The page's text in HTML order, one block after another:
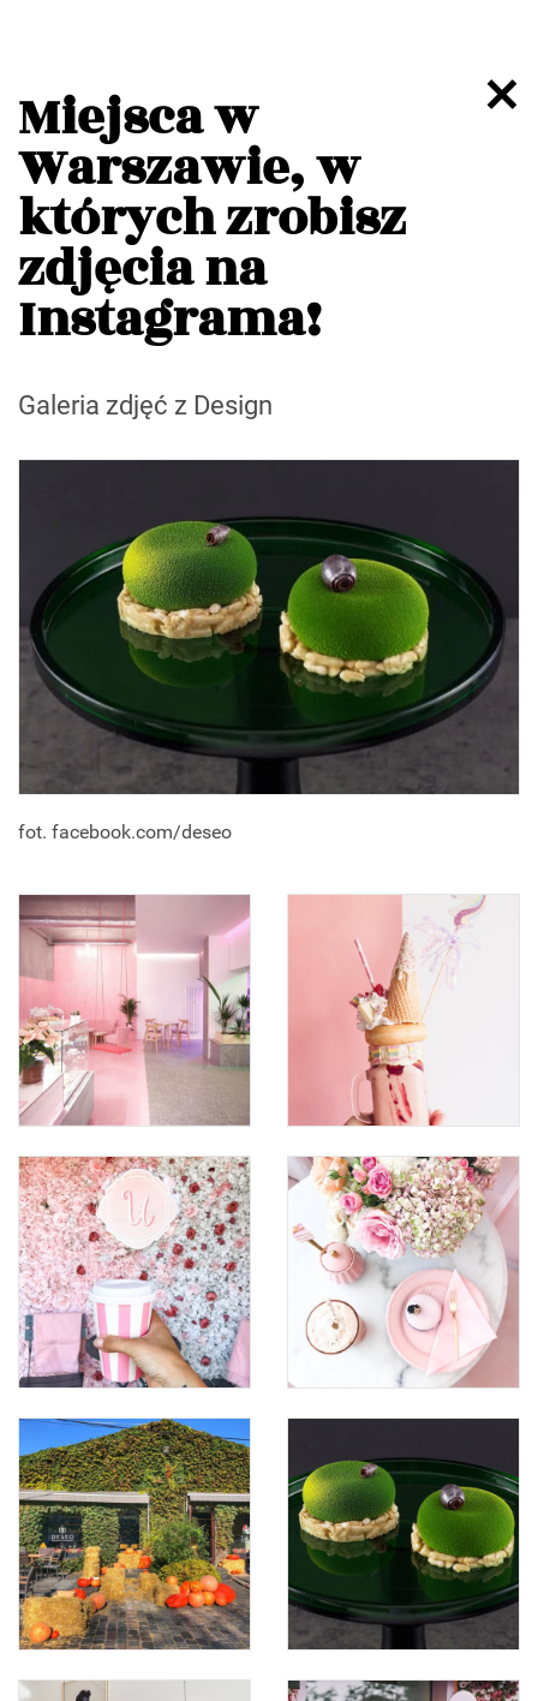
Miejsca w
Warszawie, w
których zrobisz
zdjęcia na
Instagrama!
Galeria zdjęć z Design
fot. facebook.com/deseo